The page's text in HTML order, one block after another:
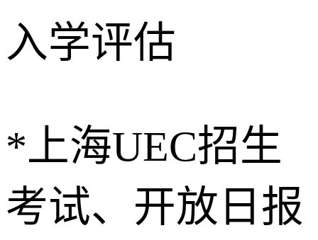
入学评估
*上海UEC招生
考试、开放日报